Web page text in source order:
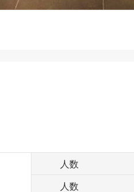
人数
人数